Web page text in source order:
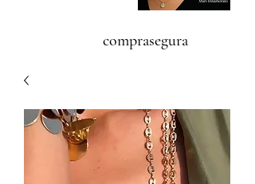
comprasegura